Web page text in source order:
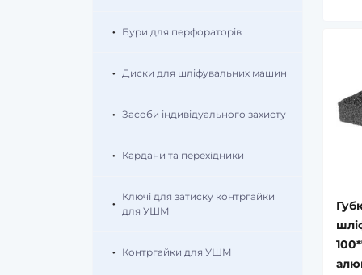
Бури для перфораторів
Диски для шліфувальних машин
Засоби індивідуального захисту
Кардани та перехідники
Ключі для затиску контргайки
для УШМ
Контргайки для УШМ